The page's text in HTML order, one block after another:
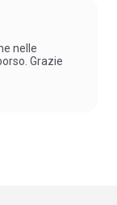
nelle
Grazie